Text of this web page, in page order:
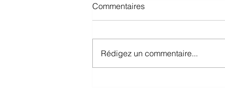
Commentaires
Rédigez un commentaire...